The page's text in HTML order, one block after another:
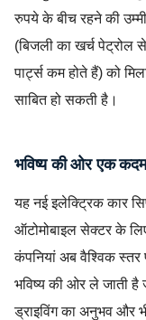
रुपये के बीच रहने की
(बिजली का खर्च पेट्रोल
पार्ट्स कम होते हैं) को
साबित हो सकती है।
भविष्य की ओर एक कदम
यह नई इलेक्ट्रिक कार
ऑटोमोबाइल सेक्टर के
कंपनियां अब वैश्विक स्तर
भविष्य की ओर ले जाती है
ड्राइविंग का अनुभव और